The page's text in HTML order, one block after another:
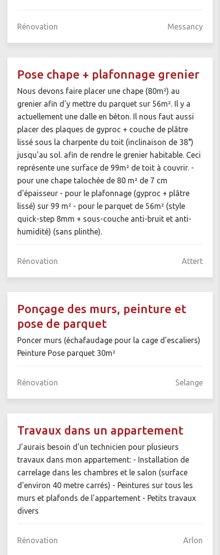
Rénovation Messancy
Pose chape + plafonnage grenier
Nous devons faire placer une chape (80m²) au
grenier afin d'y mettre du parquet sur 56m². Il y a
actuellement une dalle en béton. Il nous faut aussi
placer des plaques de gyproc + couche de plâtre
lissé sous la charpente du toit (inclinaison de 38°)
jusqu'au sol. afin de rendre le grenier habitable. Ceci
représente une surface de 99m² de toit à couvrir. -
pour une chape talochée de 80 m² de 7 cm
d'épaisseur - pour le plafonnage (gyproc + plâtre
lissé) sur 99 m² - pour le parquet de 56m² (style
quick-step 8mm + sous-couche anti-bruit et anti-
humidité) (sans plinthe).
Rénovation Attert
Ponçage des murs, peinture et
pose de parquet
Poncer murs (échafaudage pour la cage d'escaliers)
Peinture Pose parquet 30m²
Rénovation Selange
Travaux dans un appartement
J'aurais besoin d'un technicien pour plusieurs
travaux dans mon appartement: - Installation de
carrelage dans les chambres et le salon (surface
d'environ 40 metre carrés) - Peintures sur tous les
murs et plafonds de l'appartement - Petits travaux
divers
Rénovation Arlon